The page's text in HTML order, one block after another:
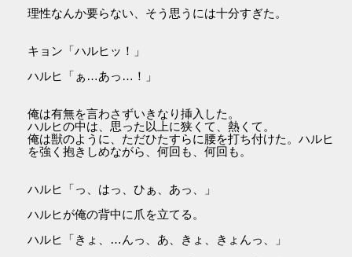
理性なんか要らない、そう思うには十分すぎた。
キョン「ハルヒッ！」
ハルヒ「ぁ…あっ…！」
俺は有無を言わさずいきなり挿入した。
ハルヒの中は、思った以上に狭くて、熱くて。
俺は獣のように、ただひたすらに腰を打ち付けた。ハルヒ
を強く抱きしめながら、何回も、何回も。
ハルヒ「っ、はっ、ひぁ、あっ、」
ハルヒが俺の背中に爪を立てる。
ハルヒ「きょ、…んっ、あ、きょ、きょんっ、」